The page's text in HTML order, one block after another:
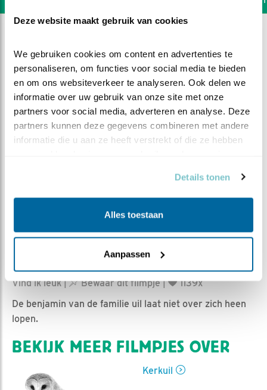
Deze website maakt gebruik van cookies
We gebruiken cookies om content en advertenties te
personaliseren, om functies voor social media te bieden
en om ons websiteverkeer te analyseren. Ook delen we
informatie over uw gebruik van onze site met onze
partners voor social media, adverteren en analyse. Deze
partners kunnen deze gegevens combineren met andere
informatie die u aan ze heeft verstrekt of die ze hebben
Details tonen
Alles toestaan
Aanpassen
Die is van mij
Ed Hoogkamer | Geplaatst op 30 mei 2019, 11:59 |
Vind ik leuk| Bewaar dit filmpje|
1139x
De benjamin van de familie uil laat niet over zich heen
lopen.
BEKIJK MEER FILMPJES OVER
Kerkuil